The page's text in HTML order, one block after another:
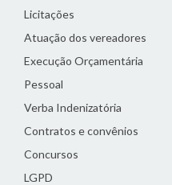
Licitações
Atuação dos vereadores
Execução Orçamentária
Pessoal
Verba Indenizatória
Contratos e convênios
Concursos
LGPD